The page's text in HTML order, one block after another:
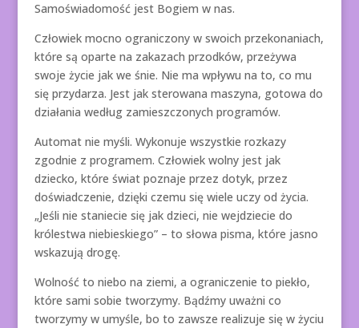
Samoświadomość jest Bogiem w nas.
Człowiek mocno ograniczony w swoich przekonaniach,
które są oparte na zakazach przodków, przeżywa
swoje życie jak we śnie. Nie ma wpływu na to, co mu
się przydarza. Jest jak sterowana maszyna, gotowa do
działania według zamieszczonych programów.
Automat nie myśli. Wykonuje wszystkie rozkazy
zgodnie z programem. Człowiek wolny jest jak
dziecko, które świat poznaje przez dotyk, przez
doświadczenie, dzięki czemu się wiele uczy od życia.
„Jeśli nie staniecie się jak dzieci, nie wejdziecie do
królestwa niebieskiego” – to słowa pisma, które jasno
wskazują drogę.
Wolność to niebo na ziemi, a ograniczenie to piekło,
które sami sobie tworzymy. Bądźmy uważni co
tworzymy w umyśle, bo to zawsze realizuje się w życiu